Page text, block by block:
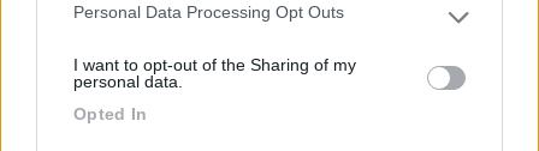
Please note that this website/app uses one or more Google
not limited to your visit or usage behaviour. You may click to
grant or deny consent to Google and its third-party tags to
use your data for below specified purposes in below Google
Personal Data Processing Opt Outs
I want to opt-out of the Sharing of my
personal data.
Opted In
8,8 6
Servizi / Posizione